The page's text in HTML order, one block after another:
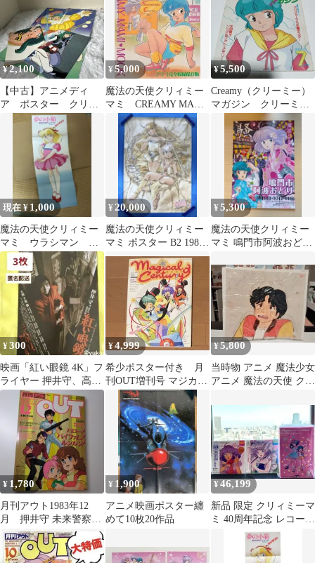
¥2,100
【中古】アニメディ
ア ポスター クリィ
ーミーマミ うる星や
つら など
¥5,000
魔法の天使クリィミー
マミ CREAMY MAMI
MOOK ムービック
¥5,500
Creamy（クリーミー）
マガジン クリーミー
現在 ¥ 1,000
魔法の天使クリィミー
マミ ウラシマン 両
面ポスター 昭和 当
時物 ワンオーナー
¥ 20,000
魔法の天使クリィミー
マミ ポスター B2 1980
年代 伊藤和典 高田明美
¥5,300
魔法の天使クリィミー
マミ 鳴門市阿波おどり
¥300
映画「紅い眼鏡 4K」フ
ライヤー 押井守、高田
明美、出渕裕、千葉
繁、玄田哲章
¥4,999
希少ポスター付き 月
刊OUT増刊号 マジカ
ル・センチュリー 魔
法世紀
¥5,800
当時物 アニメ 魔法少女
アニメ 魔法の天使 クリ
俊夫
¥ 1,780
月刊アウト1983年12
月 押井守 未来警察ウ
ラシマン クリィミーマ
ミ
¥ 1,900
アニメ映画ポスター纏
めて10枚20作品
¥46,199
新品 限定 クリィミーマ
ミ 40周年記念 レコード
プレーヤー LP レコー